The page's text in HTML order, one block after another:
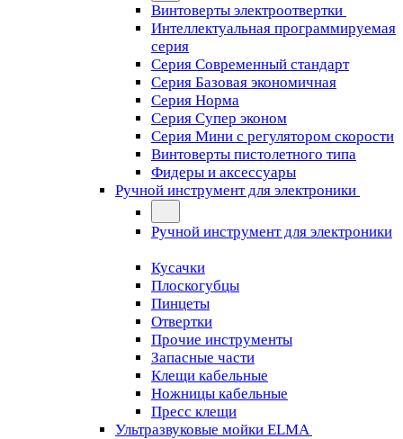
Винтоверты электроотвертки
Интеллектуальная программируемая
серия
Серия Современный стандарт
Серия Базовая экономичная
Серия Норма
Серия Cупер эконом
Серия Мини с регулятором скорости
Винтоверты пистолетного типа
Фидеры и аксессуары
Ручной инструмент для электроники
Ручной инструмент для электроники
Кусачки
Плоскогубцы
Пинцеты
Отвертки
Прочие инструменты
Запасные части
Клещи кабельные
Ножницы кабельные
Пресс клещи
Ультразвуковые мойки ELMA